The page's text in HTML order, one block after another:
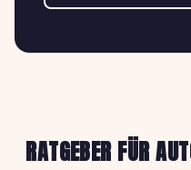
RATGEBER FÜR